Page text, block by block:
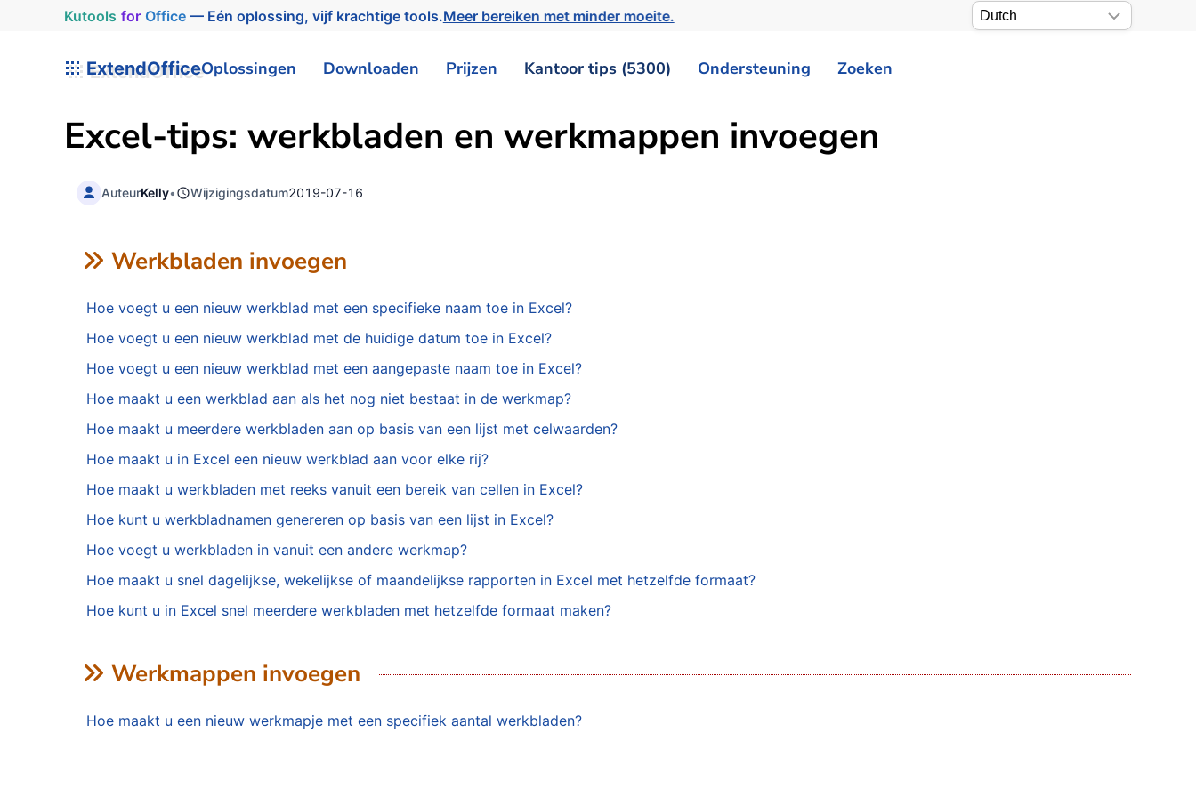
Kutools for Office— Eén oplossing, vijf krachtige tools.Meer bereiken met minder moeite.
ExtendOfficeOplossingen Downloaden Prijzen Kantoor tips (5300) Ondersteuning Zoeken
Excel-tips: werkbladen en werkmappen invoegen
AuteurKelly• Wijzigingsdatum2019-07-16
Werkbladen invoegen
Hoe voegt u een nieuw werkblad met een specifieke naam toe in Excel?
Hoe voegt u een nieuw werkblad met de huidige datum toe in Excel?
Hoe voegt u een nieuw werkblad met een aangepaste naam toe in Excel?
Hoe maakt u een werkblad aan als het nog niet bestaat in de werkmap?
Hoe maakt u meerdere werkbladen aan op basis van een lijst met celwaarden?
Hoe maakt u in Excel een nieuw werkblad aan voor elke rij?
Hoe maakt u werkbladen met reeks vanuit een bereik van cellen in Excel?
Hoe kunt u werkbladnamen genereren op basis van een lijst in Excel?
Hoe voegt u werkbladen in vanuit een andere werkmap?
Hoe maakt u snel dagelijkse, wekelijkse of maandelijkse rapporten in Excel met hetzelfde formaat?
Hoe kunt u in Excel snel meerdere werkbladen met hetzelfde formaat maken?
Werkmappen invoegen
Hoe maakt u een nieuw werkmapje met een specifiek aantal werkbladen?